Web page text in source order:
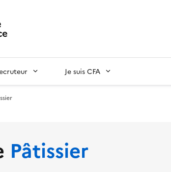
Je suis CFA
Pâtissier